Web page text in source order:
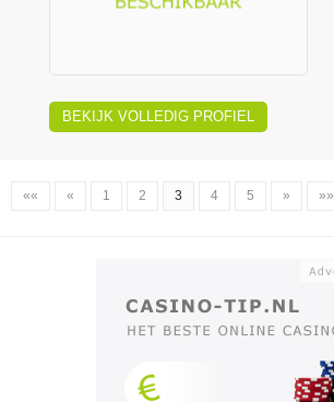
BEKIJK VOLLEDIG PROFIEL
«« « 1 2 3 4 5 » »»